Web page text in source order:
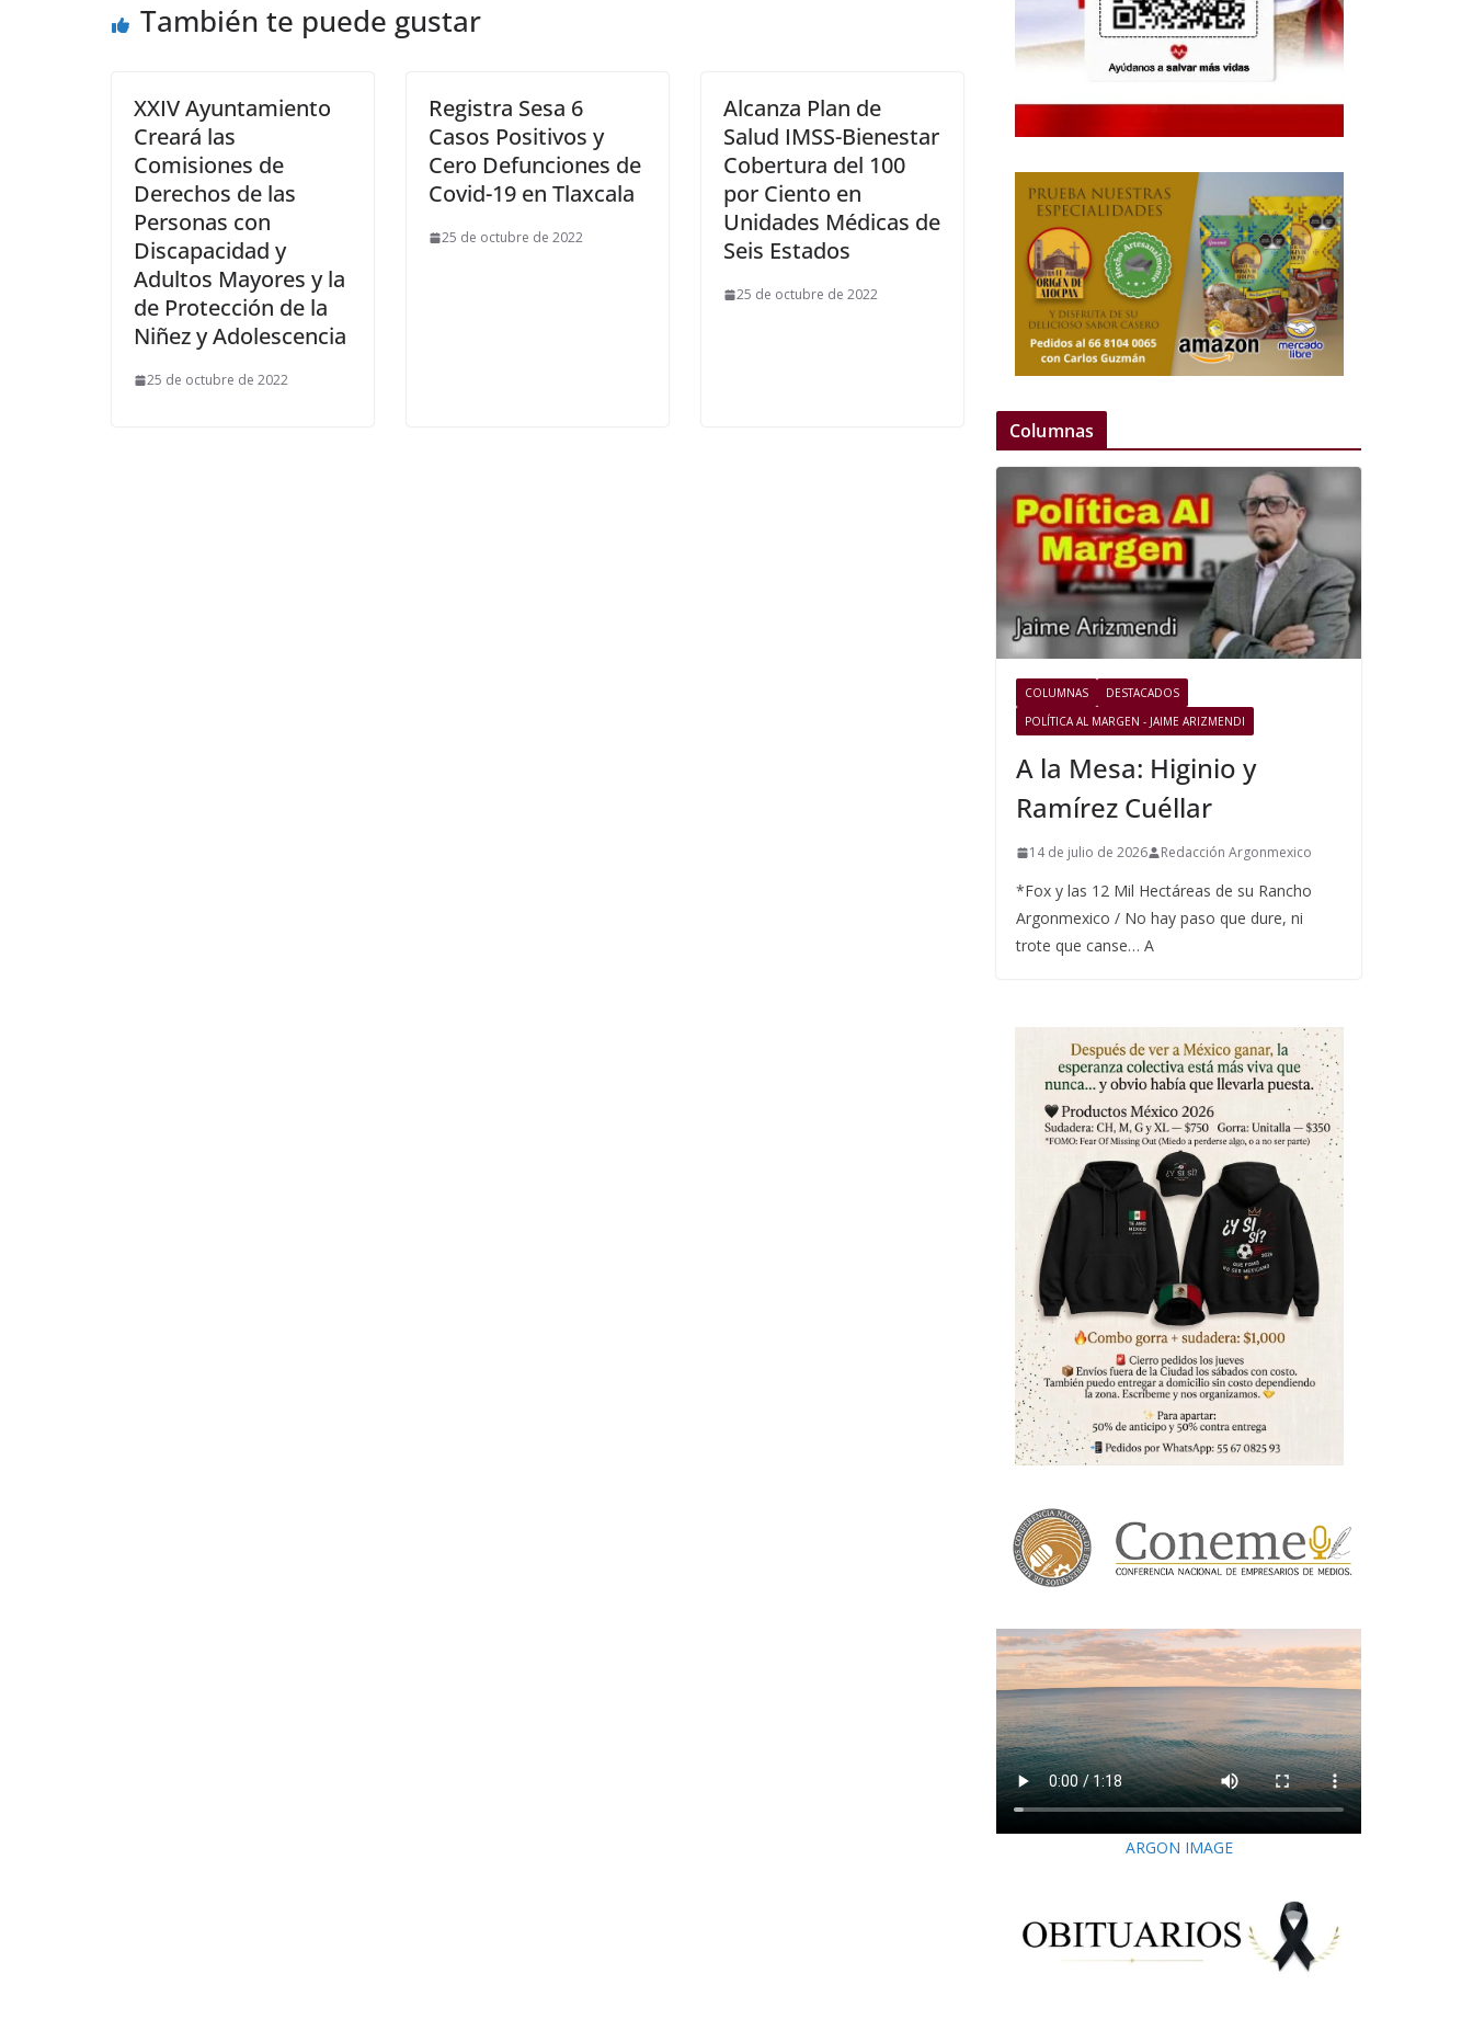
También te puede gustar
XXIV Ayuntamiento
Creará las
Comisiones de
Derechos de las
Personas con
Discapacidad y
Adultos Mayores y la
de Protección de la
Niñez y Adolescencia
25 de octubre de 2022
Registra Sesa 6
Casos Positivos y
Cero Defunciones de
Covid-19 en Tlaxcala
25 de octubre de 2022
Alcanza Plan de
Salud IMSS-Bienestar
Cobertura del 100
por Ciento en
Unidades Médicas de
Seis Estados
25 de octubre de 2022
Columnas
COLUMNAS
DESTACADOS
POLÍTICA AL MARGEN - JAIME ARIZMENDI
A la Mesa: Higinio y
Ramírez Cuéllar
14 de julio de 2026 Redacción Argonmexico
*Fox y las 12 Mil Hectáreas de su Rancho
Argonmexico / No hay paso que dure, ni
trote que canse… A
ARGON IMAGE